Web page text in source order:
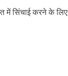
में सिंचाई करने के लिए